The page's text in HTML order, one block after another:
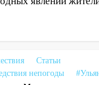
из
видом
или
Статьи
непогоды